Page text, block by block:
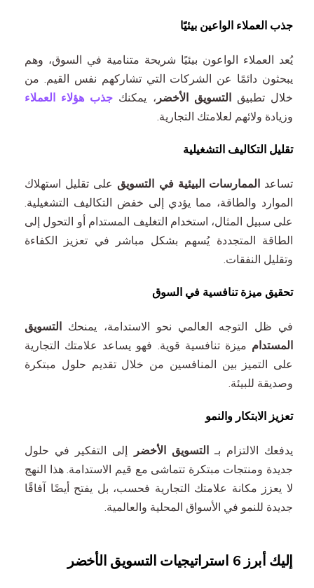
جذب العملاء الواعين بيئيًا
يُعد العملاء الواعون بيئيًا شريحة متنامية في السوق، وهم
يبحثون دائمًا عن الشركات التي تشاركهم نفس القيم. من
خلال تطبيقالتسويق الأخضر ، يمكنك جذب هؤلاء العملاء
وزيادة ولائهم لعلامتك التجارية.
تقليل التكاليف التشغيلية
تساعدالممارسات البيئية في التسويق على تقليل استهلاك
الموارد والطاقة، مما يؤدي إلى خفض التكاليف التشغيلية.
على سبيل المثال، استخدام التغليف المستدام أو التحول إلى
الطاقة المتجددة يُسهم بشكل مباشر في تعزيز الكفاءة
وتقليل النفقات.
تحقيق ميزة تنافسية في السوق
في ظل التوجه العالمي نحو الاستدامة، يمنحك التسويق
المستدام ميزة تنافسية قوية. فهو يساعد علامتك التجارية
على التميز بين المنافسين من خلال تقديم حلول مبتكرة
وصديقة للبيئة.
تعزيز الابتكار والنمو
يدفعك الالتزام بـالتسويق الأخضر
إلى التفكير في حلول
جديدة ومنتجات مبتكرة تتماشى مع قيم الاستدامة. هذا النهج
لا يعزز مكانة علامتك التجارية فحسب، بل يفتح أيضًا آفاقًا
جديدة للنمو في الأسواق المحلية والعالمية.
إليك أبرز 6 استراتيجيات التسويق الأخضر